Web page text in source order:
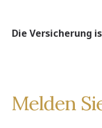
Die Versicherung
Melden